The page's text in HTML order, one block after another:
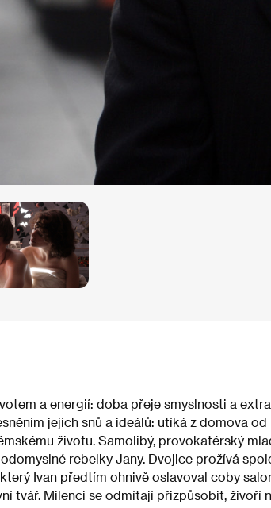
a energií: doba přeje smyslnosti a
jejích snů a ideálů: utíká z domova
životu. Samolibý, provokatérský
rebelky Jany. Dvojice prožívá
Ivan předtím ohnivě oslavoval coby
tvář. Milenci se odmítají přizpůsobit, živoří